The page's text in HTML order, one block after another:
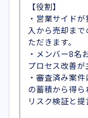
【役割】
・営業サイド
入から売却ま
ただきます。
・メンバー8名
プロセス改善が
・審査済み案
の蓄積から得
リスク検証と提